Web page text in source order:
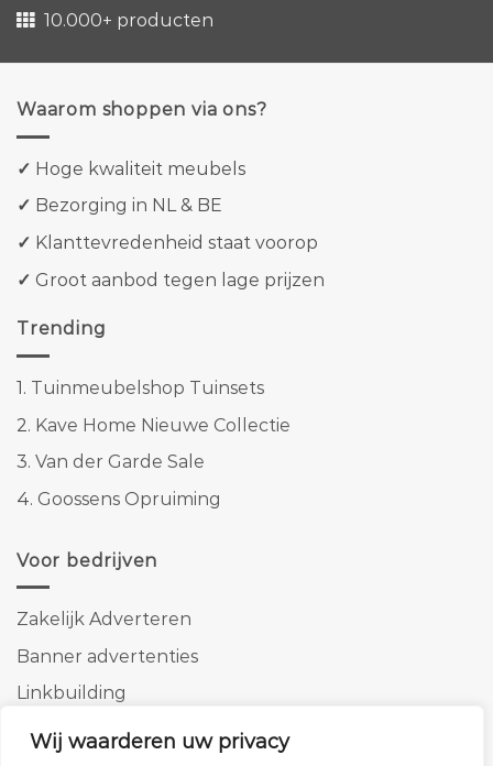
Wij waarderen uw privacy
10.000+ producten
Waarom shoppen via ons?
✓ Hoge kwaliteit meubels
✓ Bezorging in NL & BE
✓ Klanttevredenheid staat voorop
✓ Groot aanbod tegen lage prijzen
Trending
1. Tuinmeubelshop Tuinsets
2. Kave Home Nieuwe Collectie
3. Van der Garde Sale
4. Goossens Opruiming
Voor bedrijven
Zakelijk Adverteren
Banner advertenties
Linkbuilding
SEO copywriting